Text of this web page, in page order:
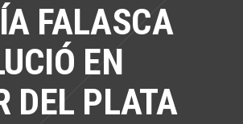
FALASCA
EN
DEL PLATA